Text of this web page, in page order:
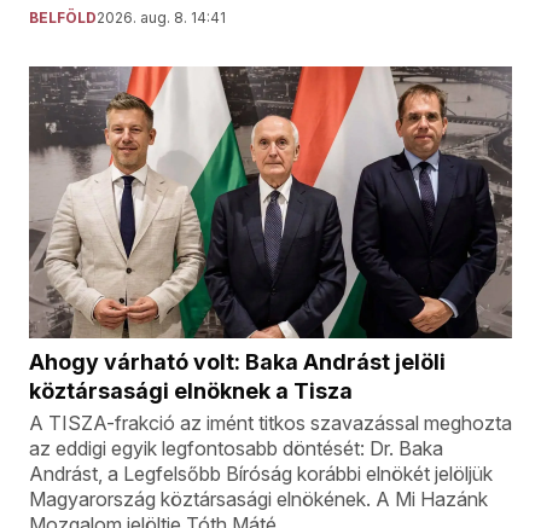
BELFÖLD2026. aug. 8. 14:41
Ahogy várható volt: Baka Andrást jelöli
köztársasági elnöknek a Tisza
A TISZA-frakció az imént titkos szavazással meghozta
az eddigi egyik legfontosabb döntését: Dr. Baka
Andrást, a Legfelsőbb Bíróság korábbi elnökét jelöljük
Magyarország köztársasági elnökének. A Mi Hazánk